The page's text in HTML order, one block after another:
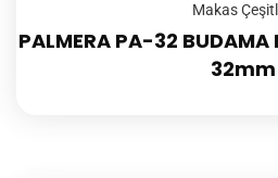
Makas
PALMERA PA-32 BUDAMA
32mm